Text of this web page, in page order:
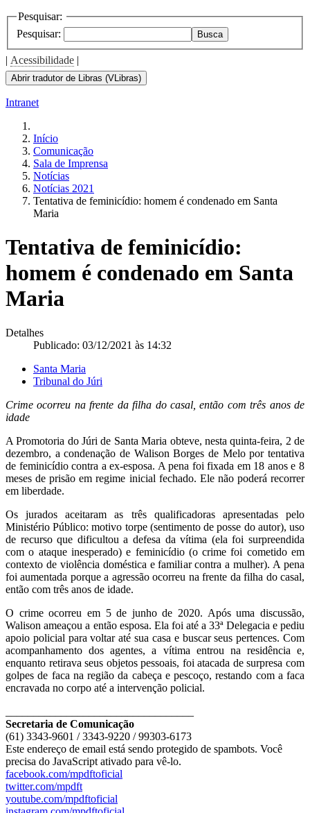
Pesquisar:
Pesquisar:
Busca
| Acessibilidade |
Abrir tradutor de Libras (VLibras)
Intranet
Início
Comunicação
Sala de Imprensa
Notícias
Notícias 2021
Tentativa de feminicídio: homem é condenado em Santa
Maria
Tentativa de feminicídio:
homem é condenado em Santa
Maria
Detalhes
Publicado: 03/12/2021 às 14:32
Santa Maria
Tribunal do Júri
Crime ocorreu na frente da filha do casal, então com três anos de
idade
A Promotoria do Júri de Santa Maria obteve, nesta quinta-feira, 2 de
dezembro, a condenação de Walison Borges de Melo por tentativa
de feminicídio contra a ex-esposa. A pena foi fixada em 18 anos e 8
meses de prisão em regime inicial fechado. Ele não poderá recorrer
em liberdade.
Os jurados aceitaram as três qualificadoras apresentadas pelo
Ministério Público: motivo torpe (sentimento de posse do autor), uso
de recurso que dificultou a defesa da vítima (ela foi surpreendida
com o ataque inesperado) e feminicídio (o crime foi cometido em
contexto de violência doméstica e familiar contra a mulher). A pena
foi aumentada porque a agressão ocorreu na frente da filha do casal,
então com três anos de idade.
O crime ocorreu em 5 de junho de 2020. Após uma discussão,
Walison ameaçou a então esposa. Ela foi até a 33ª Delegacia e pediu
apoio policial para voltar até sua casa e buscar seus pertences. Com
acompanhamento dos agentes, a vítima entrou na residência e,
enquanto retirava seus objetos pessoais, foi atacada de surpresa com
golpes de faca na região da cabeça e pescoço, restando com a faca
encravada no corpo até a intervenção policial.
Secretaria de Comunicação
(61) 3343-9601 / 3343-9220 / 99303-6173
Este endereço de email está sendo protegido de spambots. Você
precisa do JavaScript ativado para vê-lo.
facebook.com/mpdftoficial
twitter.com/mpdft
youtube.com/mpdftoficial